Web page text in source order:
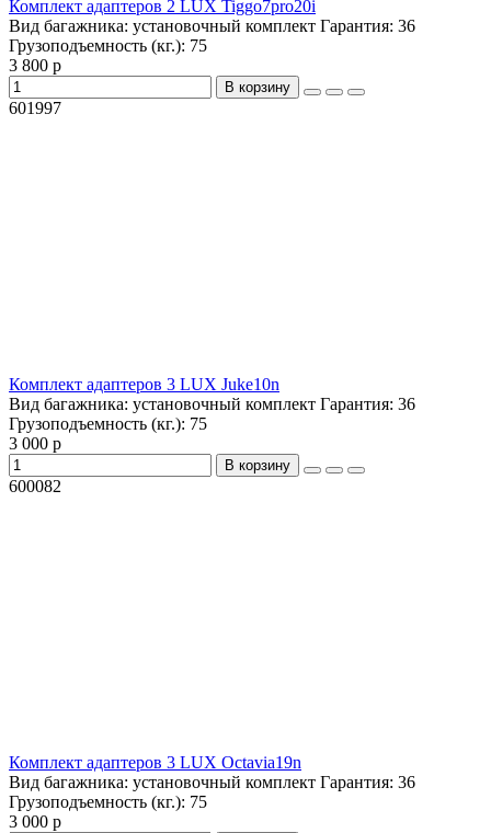
Комплект адаптеров 2 LUX Tiggo7pro20i
Вид багажника: установочный комплект Гарантия: 36
Грузоподъемность (кг.): 75
3 800 р
В корзину
601997
Комплект адаптеров 3 LUX Juke10n
Вид багажника: установочный комплект Гарантия: 36
Грузоподъемность (кг.): 75
3 000 р
В корзину
600082
Комплект адаптеров 3 LUX Octavia19n
Вид багажника: установочный комплект Гарантия: 36
Грузоподъемность (кг.): 75
3 000 р